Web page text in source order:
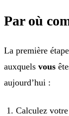
Par où
La première
auxquels vous
aujourd’hui :
Calculez